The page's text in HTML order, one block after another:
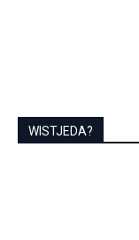
WISTJEDA?